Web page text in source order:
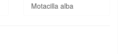
Motacilla alba